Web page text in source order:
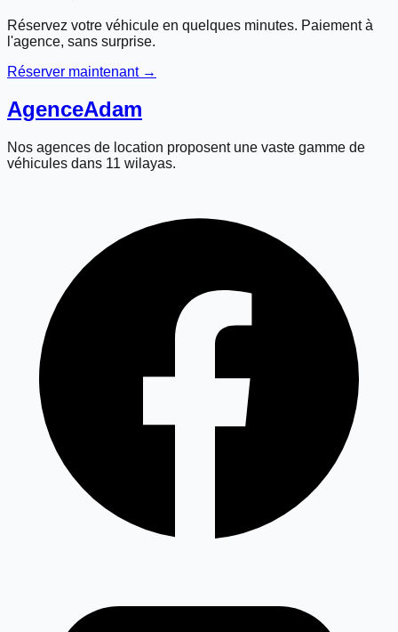
Réservez votre véhicule en quelques minutes. Paiement à
l'agence, sans surprise.
Réserver maintenant →
AgenceAdam
Nos agences de location proposent une vaste gamme de
véhicules dans 11 wilayas.